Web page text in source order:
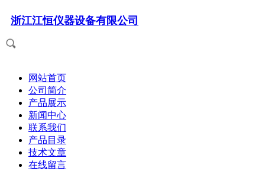
浙江江恒仪器设备有限公司
网站首页
公司简介
产品展示
新闻中心
联系我们
产品目录
技术文章
在线留言